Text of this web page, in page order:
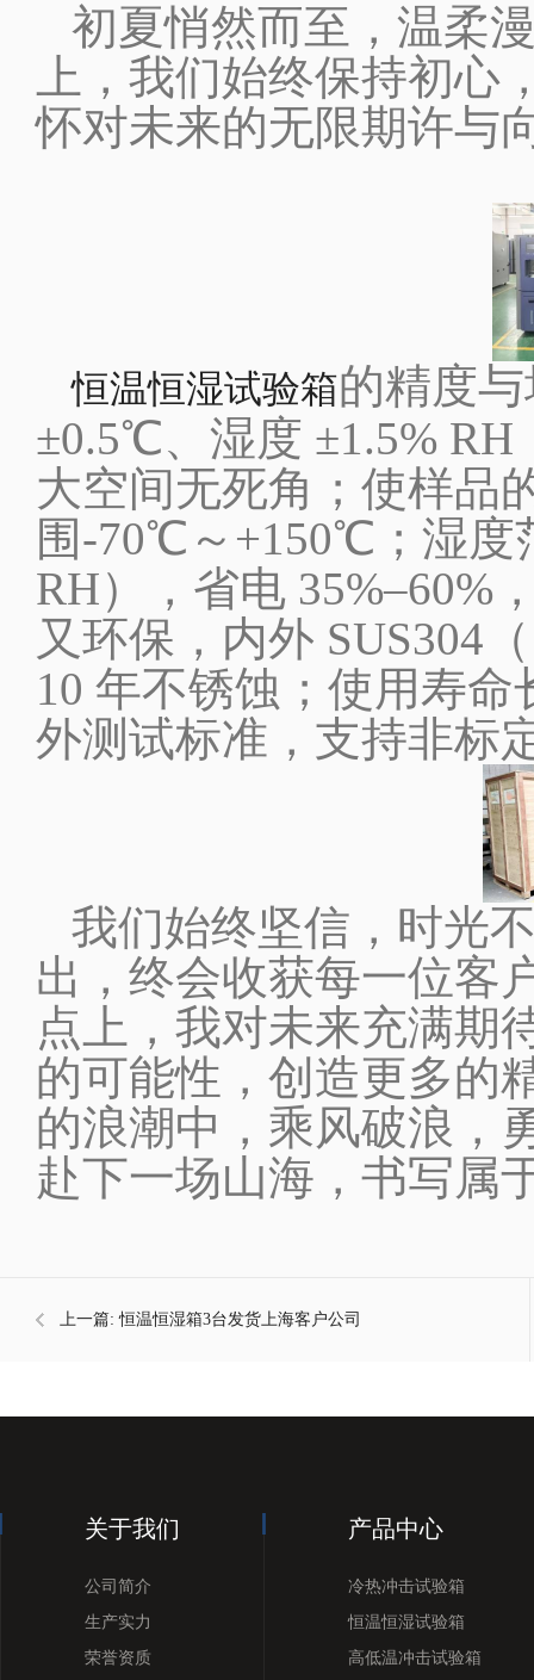
初夏悄然而至，温柔
上，我们始终保持初
怀对未来的无限期许与
恒温恒湿试验箱的精度
±0.5℃、湿度 ±1.5% RH
大空间无死角； 使样品
围-70℃～+150℃ ； 湿度
RH）
， 省电 35%–60%
又环保， 内外 SUS304
10 年不锈蚀； 使用寿命
外测试标准，支持非标
我们始终坚信，时光
出，终会收获每一位客
点上，我对未来充满期
的可能性，创造更多的
的浪潮中，乘风破浪，
赴下一场山海，书写属
上一篇:恒温恒湿箱3台发货上海客户公司
关于我们
公司简介
生产实力
荣誉资质
产品中心
冷热冲击试验箱
恒温恒湿试验箱
高低温冲击试验箱